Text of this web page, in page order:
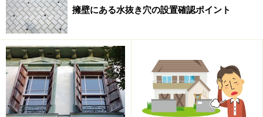
木耐協（日本木造住宅耐震補強事業者協同組合 ）が今年
４月に公表した耐震診断基本データでは、東京都内の家
屋（木造在来工法２階建て以下）のうち、旧耐震基準建
物の98％、新耐震基準建物でも85％が「耐震性に問題あ
り」（倒壊の可能性がある）という結果になっていま
す。
擁壁にある水抜き穴の設置確認ポイント